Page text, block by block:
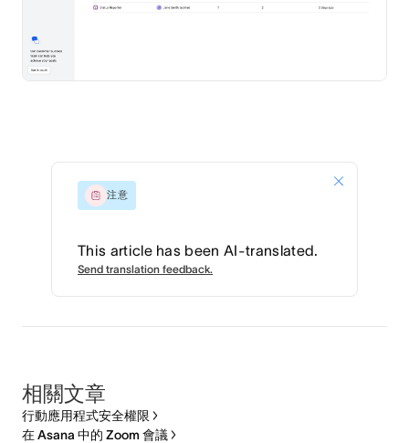
注意
This article has been AI-translated.
Send translation feedback.
相關文章
行動應用程式安全權限
在 Asana 中的 Zoom 會議